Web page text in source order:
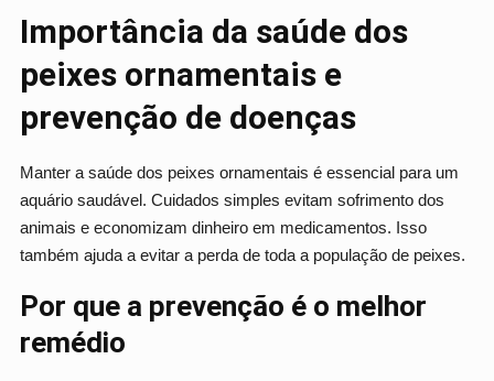
Importância da saúde dos
peixes ornamentais e
prevenção de doenças
Manter a saúde dos peixes ornamentais é essencial para um
aquário saudável. Cuidados simples evitam sofrimento dos
animais e economizam dinheiro em medicamentos. Isso
também ajuda a evitar a perda de toda a população de peixes.
Por que a prevenção é o melhor
remédio